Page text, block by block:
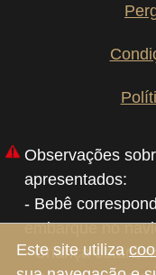
Observações
apresentados:
- Bebê
embarque no
- Criança estará
Este site utiliza